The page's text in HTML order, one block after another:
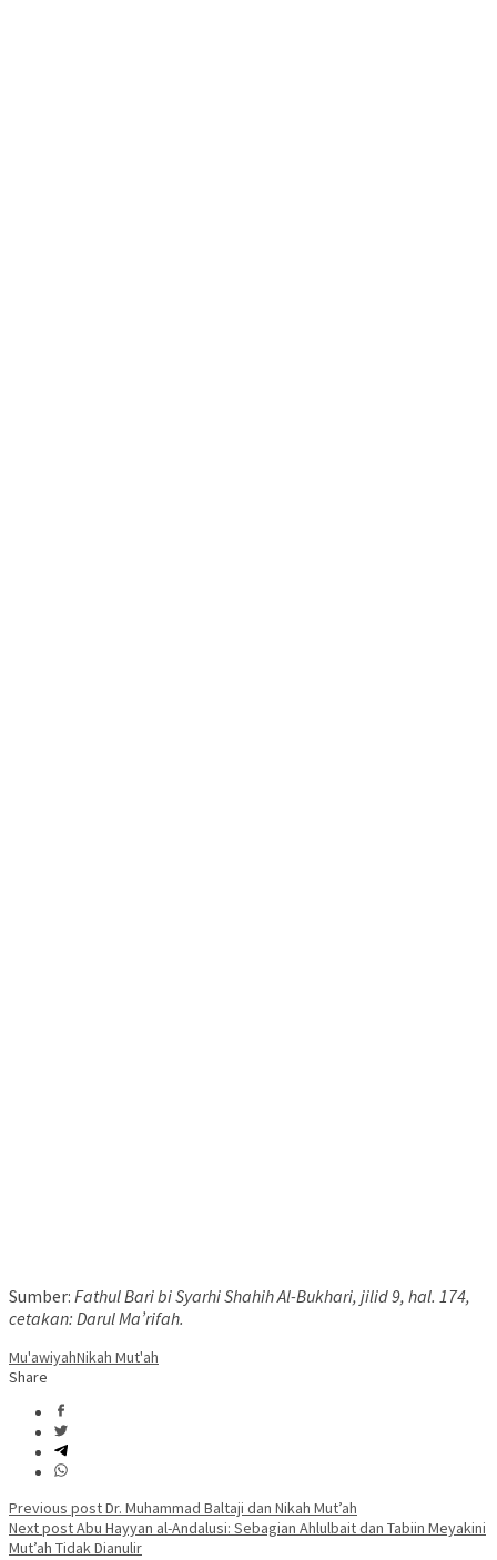
Sumber: Fathul Bari bi Syarhi Shahih Al-Bukhari, jilid 9, hal. 174,
cetakan: Darul Ma’rifah.
Mu'awiyahNikah Mut'ah
Share
Post
navigation
Previous postDr. Muhammad Baltaji dan Nikah Mut’ah
Next postAbu Hayyan al-Andalusi: Sebagian Ahlulbait dan Tabiin Meyakini
Mut’ah Tidak Dianulir